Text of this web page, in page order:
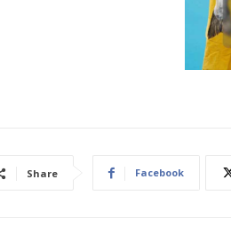
Share Facebook